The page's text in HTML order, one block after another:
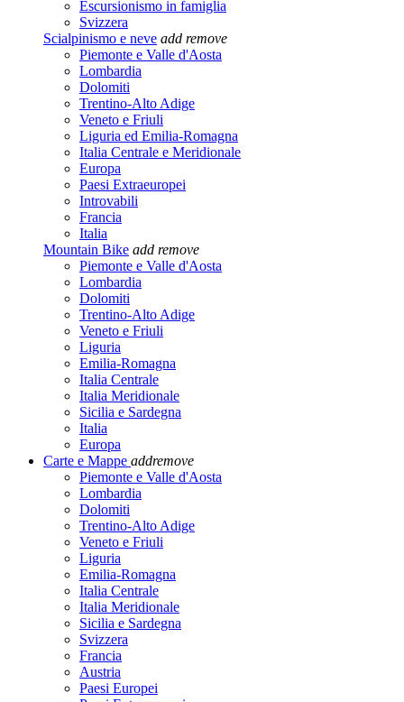
Escursionismo in famiglia
Svizzera
Scialpinismo e neve add remove
Piemonte e Valle d'Aosta
Lombardia
Dolomiti
Trentino-Alto Adige
Veneto e Friuli
Liguria ed Emilia-Romagna
Italia Centrale e Meridionale
Europa
Paesi Extraeuropei
Introvabili
Francia
Italia
Mountain Bike add remove
Piemonte e Valle d'Aosta
Lombardia
Dolomiti
Trentino-Alto Adige
Veneto e Friuli
Liguria
Emilia-Romagna
Italia Centrale
Italia Meridionale
Sicilia e Sardegna
Italia
Europa
Carte e Mappe addremove
Piemonte e Valle d'Aosta
Lombardia
Dolomiti
Trentino-Alto Adige
Veneto e Friuli
Liguria
Emilia-Romagna
Italia Centrale
Italia Meridionale
Sicilia e Sardegna
Svizzera
Francia
Austria
Paesi Europei